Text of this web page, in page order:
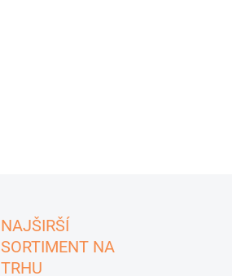
NAJŠIRŠÍ
SORTIMENT NA
TRHU